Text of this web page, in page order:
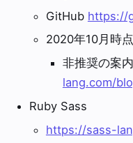
GitHub https://
2020年10月時
非推奨の案内
lang.com/
Ruby Sass
https://sass-